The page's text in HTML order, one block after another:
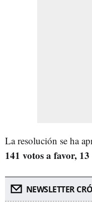
La resolución se ha
141 votos a favor,
NEWSLETTER